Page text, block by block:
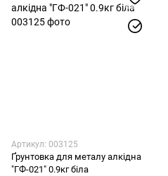
Артикул: 003125
Ґрунтовка для металу алкідна
"ГФ-021" 0.9кг біла